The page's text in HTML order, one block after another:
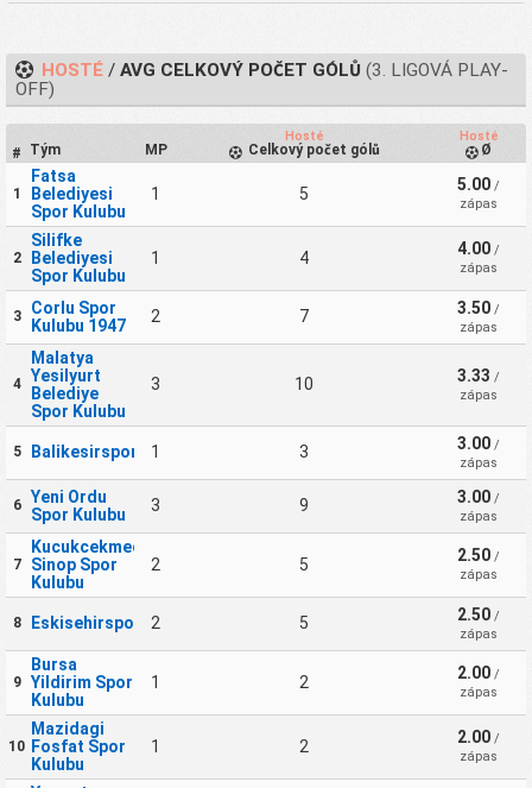
HOSTÉ /AVG CELKOVÝ POČET GÓLŮ (3. LIGOVÁ PLAY-
OFF)
# Tým MP
Hosté
Celkový počet gólů
Hosté
Ø
1
Fatsa
Belediyesi
Spor Kulubu
1 5 5.00 /
zápas
2
Silifke
Belediyesi
Spor Kulubu
1 4 4.00 /
zápas
3
Corlu Spor
Kulubu 1947
2 7 3.50 /
zápas
4
Malatya
Yesilyurt
Belediye
Spor Kulubu
3 10 3.33 /
zápas
5 Balikesirspor 1 3 3.00 /
zápas
6
Yeni Ordu
Spor Kulubu
3 9 3.00 /
zápas
7
Kucukcekmece
Sinop Spor
Kulubu
2 5 2.50 /
zápas
8 Eskisehirspor 2 5 2.50 /
zápas
9
Bursa
Yildirim Spor
Kulubu
1 2 2.00 /
zápas
10
Mazidagi
Fosfat Spor
Kulubu
1 2 2.00 /
zápas